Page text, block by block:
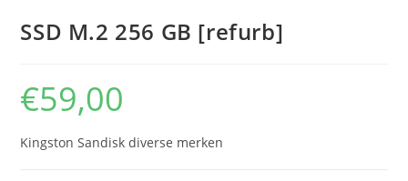
SSD M.2 256 GB [refurb]
€59,00
Kingston Sandisk diverse merken